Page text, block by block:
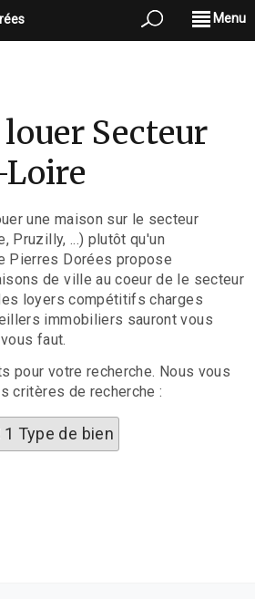
Menu
Secteur
une maison sur le secteur
Pruzilly, ...) plutôt qu'un
Pierres Dorées propose
de ville au coeur de le secteur
loyers compétitifs charges
immobiliers sauront vous
faut.
pour votre recherche. Nous vous
critères de recherche :
1 Type de bien